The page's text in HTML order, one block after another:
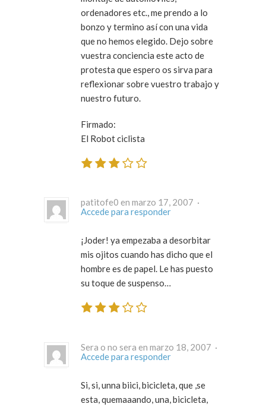
ordenadores etc., me prendo a lo
bonzo y termino así con una vida
que no hemos elegido. Dejo sobre
vuestra conciencia este acto de
protesta que espero os sirva para
reflexionar sobre vuestro trabajo y
nuestro futuro.
Firmado:
El Robot ciclista
patitofe0 en marzo 17, 2007 ·
Accede para responder
¡Joder! ya empezaba a desorbitar
mis ojitos cuando has dicho que el
hombre es de papel. Le has puesto
su toque de suspenso…
Sera o no sera en marzo 18, 2007 ·
Accede para responder
Si, si, unna biici, bicicleta, que ,se
esta, quemaaando, una, bicicleta,